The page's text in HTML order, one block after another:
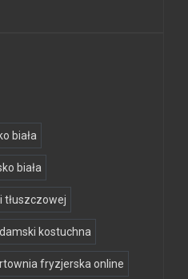
biała
biała
tłuszczowej
kostuchna
fryzjerska online